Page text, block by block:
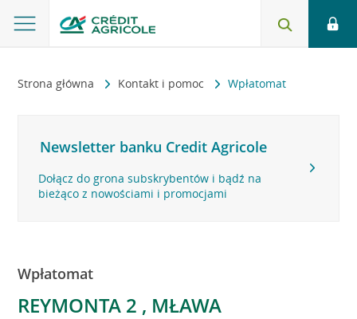
Strona główna Kontakt i pomoc Wpłatomat
Newsletter banku Credit Agricole
Dołącz do grona subskrybentów i bądź na
bieżąco z nowościami i promocjami
Wpłatomat
REYMONTA 2 , MŁAWA